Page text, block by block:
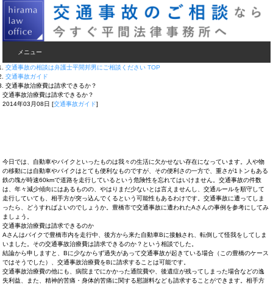
メニュー
交通事故の相談は弁護士平間邦男にご相談ください TOP
交通事故ガイド
交通事故治療費は請求できるか？
交通事故治療費は請求できるか？
2014年03月08日 [交通事故ガイド]
今日では、自動車やバイクといったものは我々の生活に欠かせない存在になっています。人や物
の移動には自動車やバイクはとても便利なものですが、その便利さの一方で、重さが1トンもある
鉄の塊が時速60kmで道路を走行しているという危険性を忘れてはいけません。交通事故の件数
は、年々減少傾向にはあるものの、やはりまだ少ないとは言えませんし、交通ルールを順守して
走行していても、相手方が突っ込んでくるという可能性もあるわけです。交通事故に遭ってしま
ったら、どうすればよいのでしょうか。豊橋市で交通事故に遭われたAさんの事例を参考にしてみ
ましょう。
交通事故治療費は請求できるのか
Aさんはバイクで豊橋市内を走行中、後方から来た自動車Bに接触され、転倒して怪我をしてしま
いました。その交通事故治療費は請求できるのか？という相談でした。
結論から申しますと、Bに少なからず過失があって交通事故が起きている場合（この豊橋のケース
ではそうでした）、交通事故治療費をBに請求することは可能です。
交通事故治療費の他にも、病院までにかかった通院費や、後遺症が残ってしまった場合などの逸
失利益、また、精神的苦痛・身体的苦痛に関する慰謝料なども請求することができます。相手方